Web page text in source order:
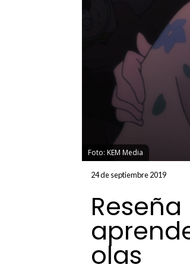
Foto: KEM Media
24 de septiembre 2019
Reseña
olas